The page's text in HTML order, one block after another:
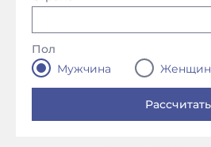
Пол
Мужчина